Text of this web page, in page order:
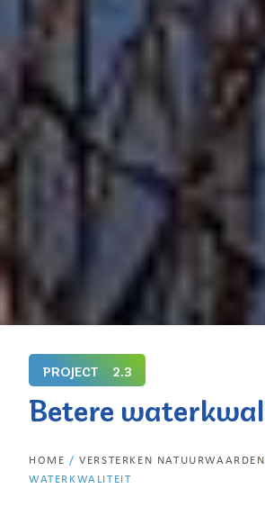
PROJECT 2.3
Betere
HOME /VERSTERKEN NATUURWAARDEN
WATERKWALITEIT